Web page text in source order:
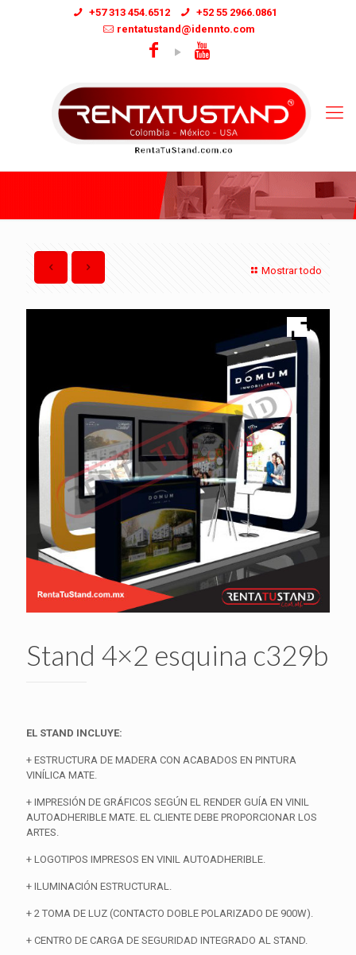
+57 313 454.6512
+52 55 2966.0861
rentatustand@idennto.com
Mostrar todo
Stand 4×2 esquina c329b
EL STAND INCLUYE:
+ ESTRUCTURA DE MADERA CON ACABADOS EN PINTURA
VINÍLICA MATE.
+ IMPRESIÓN DE GRÁFICOS SEGÚN EL RENDER GUÍA EN VINIL
AUTOADHERIBLE MATE. EL CLIENTE DEBE PROPORCIONAR LOS
ARTES.
+ LOGOTIPOS IMPRESOS EN VINIL AUTOADHERIBLE.
+ ILUMINACIÓN ESTRUCTURAL.
+ 2 TOMA DE LUZ (CONTACTO DOBLE POLARIZADO DE 900W).
+ CENTRO DE CARGA DE SEGURIDAD INTEGRADO AL STAND.